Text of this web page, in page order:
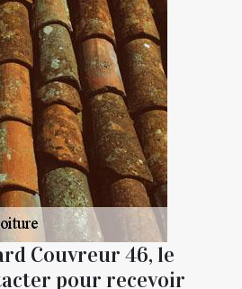
Couvreur 46, le
pour recevoir